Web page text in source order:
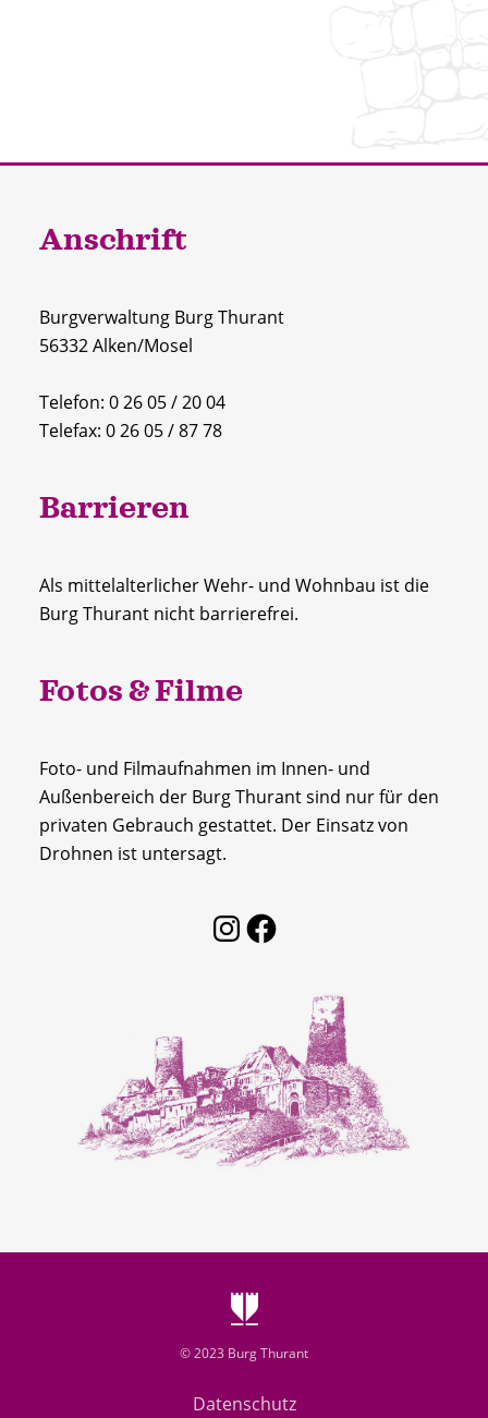
Anschrift
Burgverwaltung Burg Thurant
56332 Alken/Mosel
Telefon: 0 26 05 / 20 04
Telefax: 0 26 05 / 87 78
Barrieren
Als mittelalterlicher Wehr- und Wohnbau ist die
Burg Thurant nicht barrierefrei.
Fotos & Filme
Foto- und Filmaufnahmen im Innen- und
Außenbereich der Burg Thurant sind nur für den
privaten Gebrauch gestattet. Der Einsatz von
Drohnen ist untersagt.
Instagram
Facebook
© 2023 Burg Thurant
Datenschutz